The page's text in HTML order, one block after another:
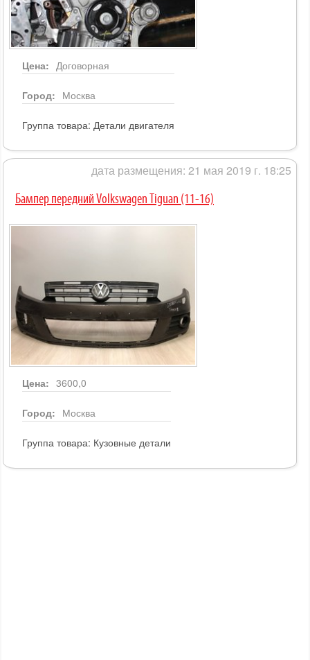
Цена: Договорная
Город: Москва
Группа товара: Детали двигателя
дата размещения: 21 мая 2019 г. 18:25
Бампер передний Volkswagen Tiguan (11-16)
Цена: 3600,0
Город: Москва
Группа товара: Кузовные детали